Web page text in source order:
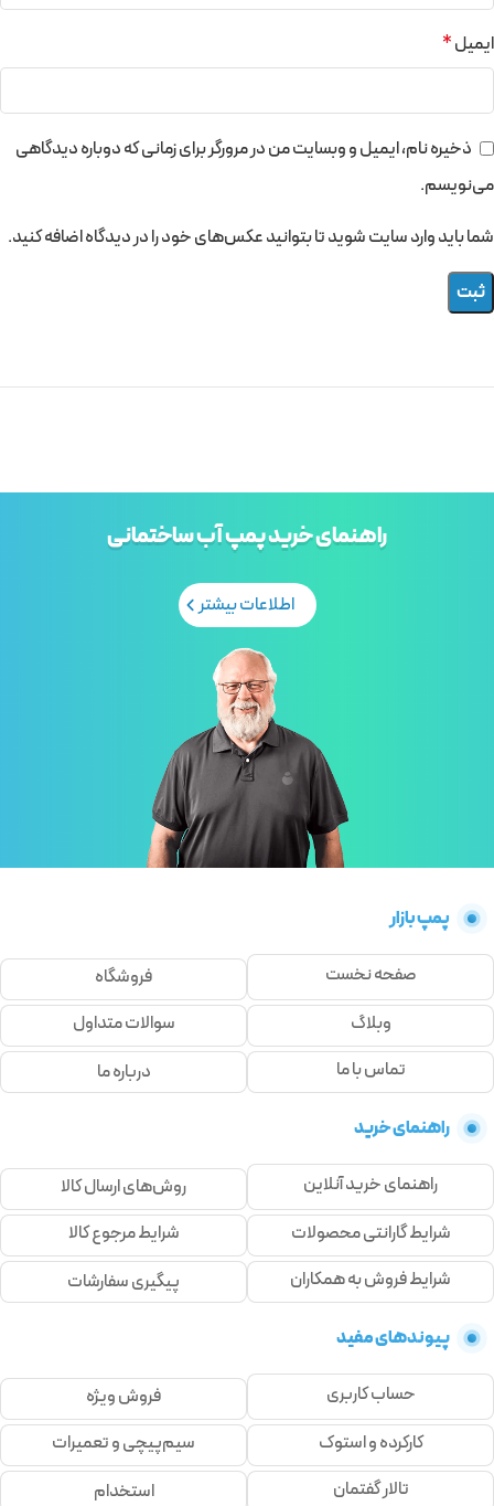
ایمیل*
ذخیره نام، ایمیل و وبسایت من در مرورگر برای زمانی که دوباره دیدگاهی
می‌نویسم.
شما باید وارد سایت شوید تا بتوانید عکس‌های خود را در دیدگاه اضافه کنید.
راهنمای خرید پمپ آب ساختمانی
اطلاعات بیشتر
پمپ بازار
صفحه نخست
فروشگاه
وبلاگ
سوالات متداول
تماس با ما
درباره ما
راهنمای خرید
راهنمای خرید آنلاین
روش‌های ارسال کالا
شرایط گارانتی محصولات
شرایط مرجوع کالا
شرایط فروش به همکاران
پیگیری سفارشات
پیوندهای مفید
حساب کاربری
فروش ویژه
کارکرده و استوک
سیم‌پیچی و تعمیرات
تالار گفتمان
استخدام